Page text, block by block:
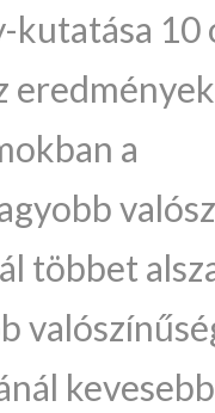
kutatása 10
a
többet